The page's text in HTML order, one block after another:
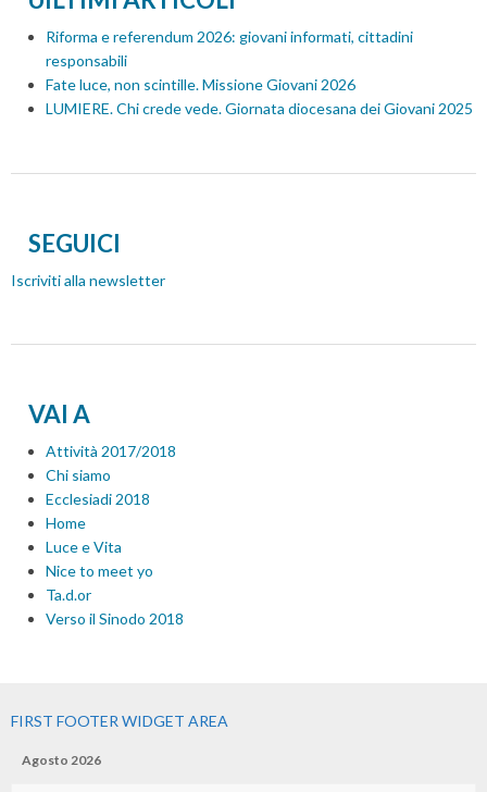
Riforma e referendum 2026: giovani informati, cittadini
responsabili
Fate luce, non scintille. Missione Giovani 2026
LUMIERE. Chi crede vede. Giornata diocesana dei Giovani 2025
SEGUICI
Iscriviti alla newsletter
VAI A
Attività 2017/2018
Chi siamo
Ecclesiadi 2018
Home
Luce e Vita
Nice to meet yo
Ta.d.or
Verso il Sinodo 2018
FIRST FOOTER WIDGET AREA
Agosto 2026